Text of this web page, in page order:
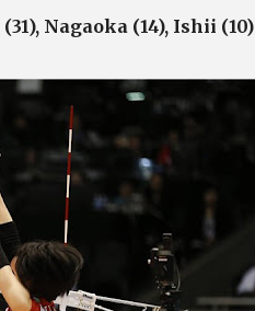
Nagaoka (14), Ishii (10)